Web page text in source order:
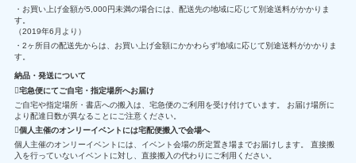
・お買い上げ金額が5,000円未満の場合には、配送先の地域に応じて別途送料がかかりま
す。
（2019年6月より）
・2ヶ所目の配送先からは、お買い上げ金額にかかわらず地域に応じて別途送料がかかりま
す。
納品・発送について
宅急便にてご自宅・指定場所へお届け
ご自宅や指定場所・書店への搬入は、宅急便のご利用を受け付けています。 お届け場所に
より配達日数が異なることにご注意ください。
個人主催のオンリーイベントには宅配便搬入で会場へ
個人主催のオンリーイベントには、イベント会場の所定置き場までお届けします。 直接搬
入を行っていないイベントに対し、直接搬入の代わりにご利用ください。